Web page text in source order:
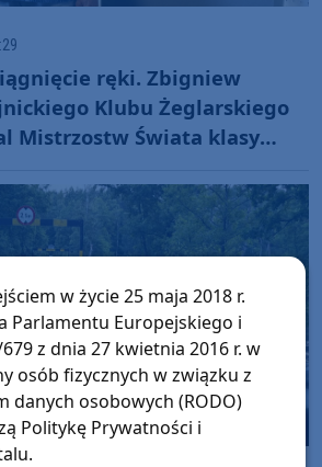
ręki. Zbigniew
Klubu Żeglarskiego
Mistrzostw Świata klasy
w życie 25 maja 2018 r.
Parlamentu Europejskiego i
679 z dnia 27 kwietnia 2016 r. w
osób fizycznych w związku z
danych osobowych (RODO)
Politykę Prywatności i